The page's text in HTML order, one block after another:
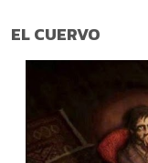
EL CUERVO